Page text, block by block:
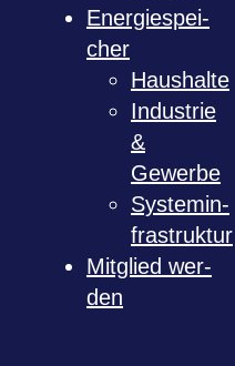
Ener­gie­spei­
cher
Haus­halte
Indus­trie
&
Gewerbe
Sys­tem­in­
fra­struk­tur
Mit­glied wer­
den